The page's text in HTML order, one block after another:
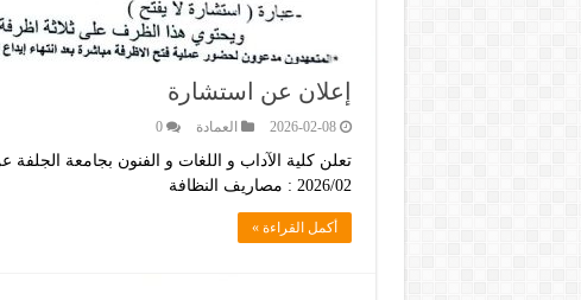
إعلان عن استشارة
2026-02-08 العمادة 0
تعلن كلية الآداب و اللغات و الفنون بجامعة
2026/02 : مصاريف النظافة
أكمل القراءة »